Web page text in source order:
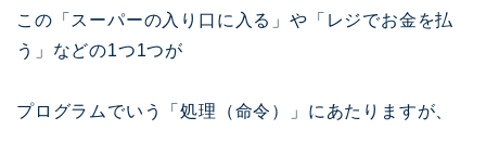
この「スーパーの入り口に入る」や「レジでお金を払
う」などの1つ1つが
プログラムでいう「処理（命令）」にあたりますが、